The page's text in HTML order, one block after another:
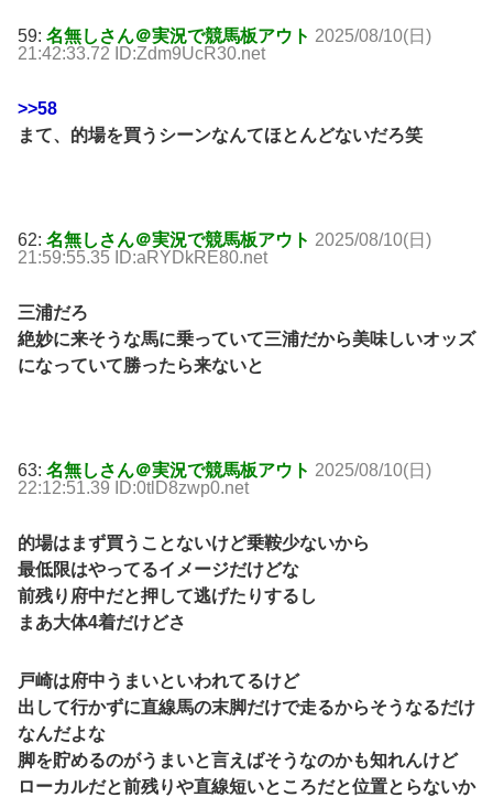
59: 名無しさん＠実況で競馬板アウト 2025/08/10(日)
21:42:33.72 ID:Zdm9UcR30.net
>>58
まて、的場を買うシーンなんてほとんどないだろ笑
62: 名無しさん＠実況で競馬板アウト 2025/08/10(日)
21:59:55.35 ID:aRYDkRE80.net
三浦だろ
絶妙に来そうな馬に乗っていて三浦だから美味しいオッズ
になっていて勝ったら来ないと
63: 名無しさん＠実況で競馬板アウト 2025/08/10(日)
22:12:51.39 ID:0tlD8zwp0.net
的場はまず買うことないけど乗鞍少ないから
最低限はやってるイメージだけどな
前残り府中だと押して逃げたりするし
まあ大体4着だけどさ
戸崎は府中うまいといわれてるけど
出して行かずに直線馬の末脚だけで走るからそうなるだけ
なんだよな
脚を貯めるのがうまいと言えばそうなのかも知れんけど
ローカルだと前残りや直線短いところだと位置とらないか